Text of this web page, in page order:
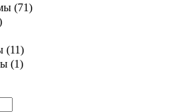
(71)
(11)
(1)